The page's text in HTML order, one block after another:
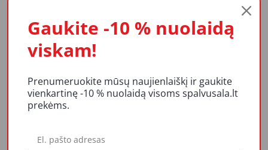
Skiediklis HAMMERITE Brush Cleaner & Thinner,
Gaukite -10 % nuolaidą
viskam!
Prenumeruokite mūsų naujienlaiškį ir gaukite
vienkartinę -10 % nuolaidą visoms spalvusala.lt
prekėms.